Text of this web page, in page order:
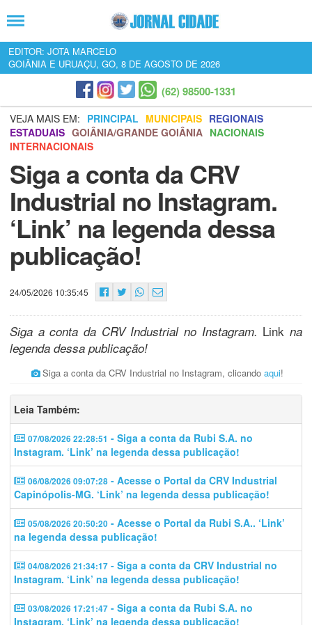
EDITOR: JOTA MARCELO
GOIÂNIA E URUAÇU, GO, 8 DE AGOSTO DE 2026
(62) 98500-1331
VEJA MAIS EM: PRINCIPAL MUNICIPAIS REGIONAIS
ESTADUAIS GOIÂNIA/GRANDE GOIÂNIA NACIONAIS
INTERNACIONAIS
Siga a conta da CRV
Industrial no Instagram.
‘Link’ na legenda dessa
publicação!
24/05/2026 10:35:45
Siga a conta da CRV Industrial no Instagram. Link na
legenda dessa publicação!
Siga a conta da CRV Industrial no Instagram, clicando aqui!
Leia Também:
07/08/2026 22:28:51 - Siga a conta da Rubi S.A. no
Instagram. ‘Link’ na legenda dessa publicação!
06/08/2026 09:07:28 - Acesse o Portal da CRV Industrial
Capinópolis-MG. ‘Link’ na legenda dessa publicação!
05/08/2026 20:50:20 - Acesse o Portal da Rubi S.A.. ‘Link’
na legenda dessa publicação!
04/08/2026 21:34:17 - Siga a conta da CRV Industrial no
Instagram. ‘Link’ na legenda dessa publicação!
03/08/2026 17:21:47 - Siga a conta da Rubi S.A. no
Instagram. ‘Link’ na legenda dessa publicação!